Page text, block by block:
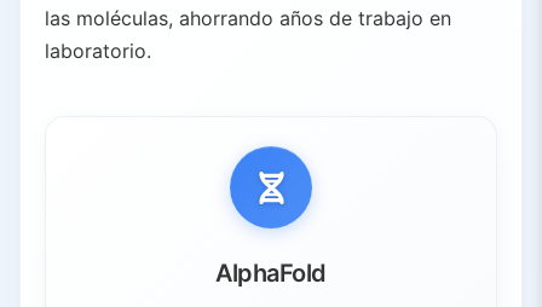
las moléculas, ahorrando años de trabajo en
laboratorio.
AlphaFold